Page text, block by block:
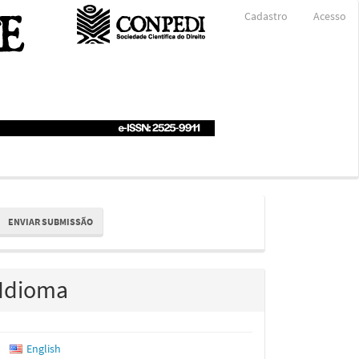
Cadastro Acesso
ENVIAR SUBMISSÃO
Idioma
English